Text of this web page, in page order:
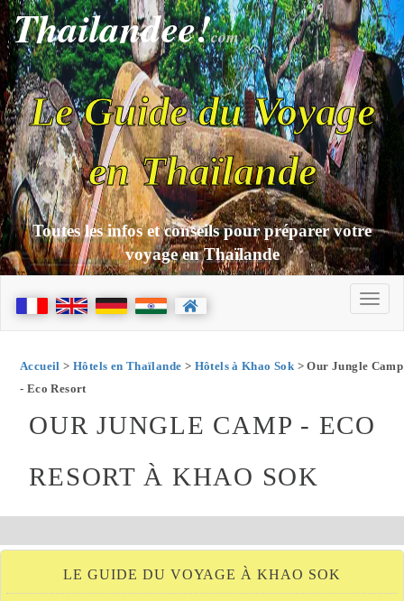
Thailandee!com
Le Guide du Voyage
en Thaïlande
Toutes les infos et conseils pour préparer votre
voyage en Thaïlande
Accueil > Hôtels en Thaïlande > Hôtels à Khao Sok > Our Jungle Camp
- Eco Resort
OUR JUNGLE CAMP - ECO
RESORT À KHAO SOK
LE GUIDE DU VOYAGE À KHAO SOK